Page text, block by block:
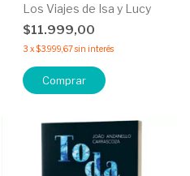
Los Viajes de Isa y Lucy
$11.999,00
3 x$3.999,67sin interés
Comprar